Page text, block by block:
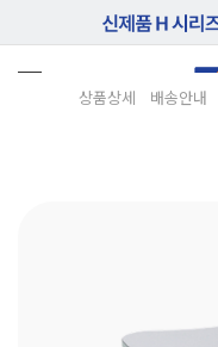
상품상세 배송안내